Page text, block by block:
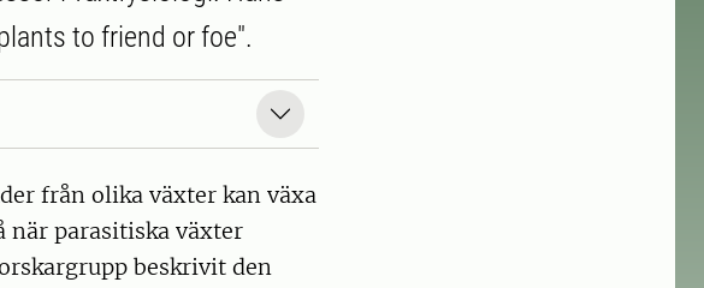
to friend or foe".
från olika växter kan växa
när parasitiska växter
beskrivit den